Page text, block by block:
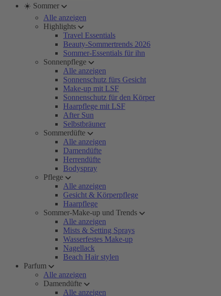
☀️ Sommer
Alle anzeigen
Highlights
Travel Essentials
Beauty-Sommertrends 2026
Sommer-Essentials für ihn
Sonnenpflege
Alle anzeigen
Sonnenschutz fürs Gesicht
Make-up mit LSF
Sonnenschutz für den Körper
Haarpflege mit LSF
After Sun
Selbstbräuner
Sommerdüfte
Alle anzeigen
Damendüfte
Herrendüfte
Bodyspray
Pflege
Alle anzeigen
Gesicht & Körperpflege
Haarpflege
Sommer-Make-up und Trends
Alle anzeigen
Mists & Setting Sprays
Wasserfestes Make-up
Nagellack
Beach Hair stylen
Parfum
Alle anzeigen
Damendüfte
Alle anzeigen